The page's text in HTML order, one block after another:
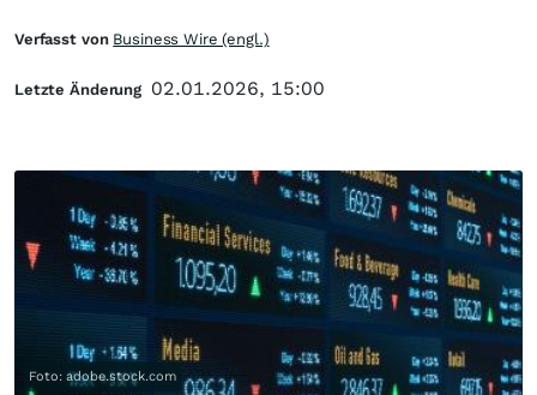
Foto: adobe.stock.com
Verfasst von Business Wire (engl.)
Letzte Änderung 02.01.2026, 15:00